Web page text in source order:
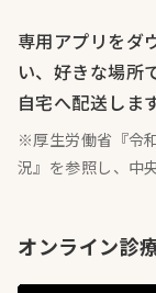
専用アプリをダ
い、好きな場所
自宅へ配送します
※厚生労働省『令
況』を参照し、中
オンライン診